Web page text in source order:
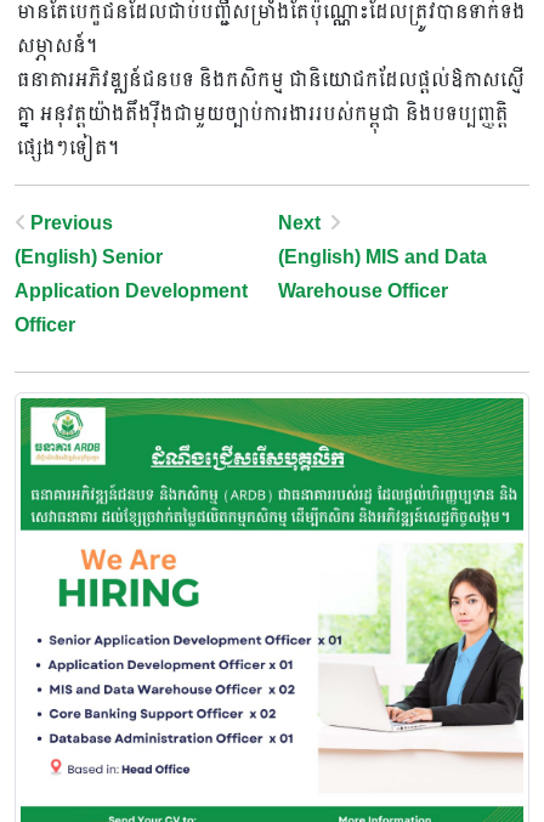
មានតែបេក្ខជនដែលជាប់បញ្ជីសម្រាំងតែប៉ុណ្ណោះដែលត្រូវបានទាក់ទង
សម្ភាសន៍។
ធនាគារអភិវឌ្ឍន៍ជនបទ និងកសិកម្ម ជានិយោជកដែលផ្តល់ឱកាសស្មើ
គ្នា អនុវត្តយ៉ាងតឹងរ៉ឹងជាមួយច្បាប់ការងាររបស់កម្ពុជា និងបទប្បញ្ញត្តិ
ផ្សេងៗទៀត។
Post
Navigation
Previous
(English) Senior
Application Development
Officer
Next
(English) MIS and Data
Warehouse Officer